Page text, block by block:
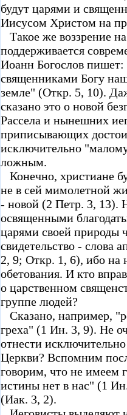
будут царями и
Иисусом Христом на
Такое же воззрение
поддерживается
Иоанн Богослов пишет:
священниками Богу
земле" (Откр. 5, 10).
сказано это о новой
Рассела и нынешних
приписывающих
исключительно
ложным.
Конечно, христиане
не в сей мимолетной
- новой (2 Петр. 3, 13).
освященными
царями своей природы
свидетельство - слова
2, 9; Откр. 1, 6), ибо на
обетования. И кто
о царственном
группе людей?
Сказано, например,
греха" (1 Ин. 3, 9). Не
отнести
Церкви? Вспомним
говорим, что не имеем
истины нет в нас" (1
(Иак. 3, 2).